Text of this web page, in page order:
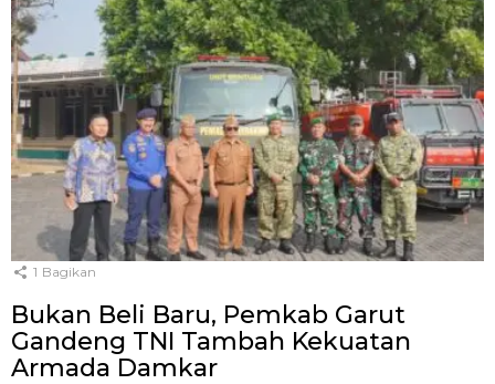
1 Bagikan
Bukan Beli Baru, Pemkab Garut
Gandeng TNI Tambah Kekuatan
Armada Damkar